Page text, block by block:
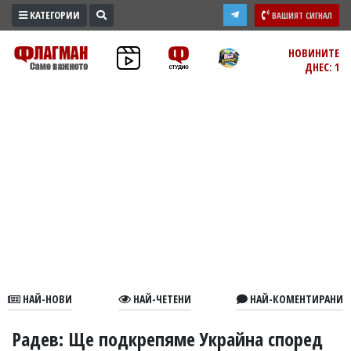
ПРОМО
ЗОНА
В
КАТЕГОРИИ ВАШИЯТ СИГНАЛ
НОВИНИТЕ
ДНЕС: 1
НАЙ-НОВИ НАЙ-ЧЕТЕНИ НАЙ-КОМЕНТИРАНИ
Радев: Ще подкрепяме Украйна според